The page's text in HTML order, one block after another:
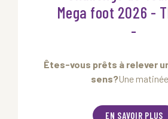
Mega foot 2026 -
-
Êtes-vous prêts à relever
sens?Une
EN SAVOIR PLUS